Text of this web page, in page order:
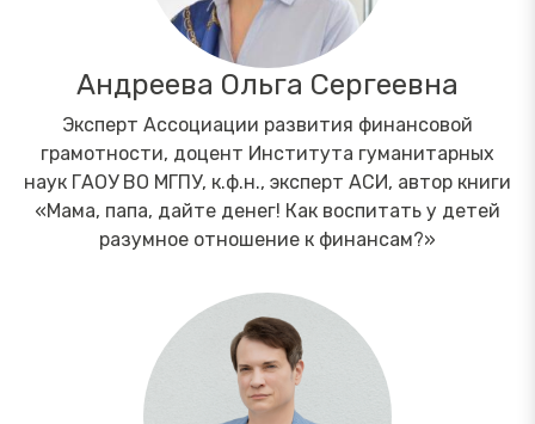
Андреева Ольга Сергеевна
Эксперт Ассоциации развития финансовой
грамотности, доцент Института гуманитарных
наук ГАОУ ВО МГПУ, к.ф.н., эксперт АСИ, автор книги
«Мама, папа, дайте денег! Как воспитать у детей
разумное отношение к финансам?»